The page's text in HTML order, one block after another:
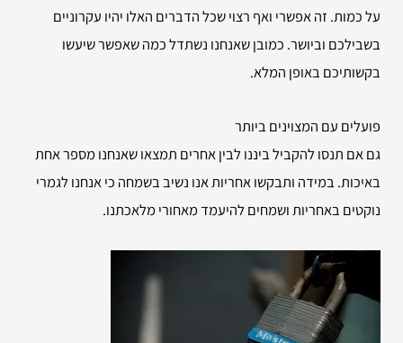
על כמות. זה אפשרי ואף רצוי שכל הדברים האלו יהיו עקרוניים
בשבילכם וביושר. כמובן שאנחנו נשתדל כמה שאפשר שיעשו
בקשותיכם באופן המלא.
פועלים עם המצוינים ביותר
גם אם תנסו להקביל ביננו לבין אחרים תמצאו שאנחנו מספר אחת
באיכות. במידה ותבקשו אחריות אנו נשיב בשמחה כי אנחנו לגמרי
נוקטים באחריות ושמחים להיעמד מאחורי מלאכתנו.